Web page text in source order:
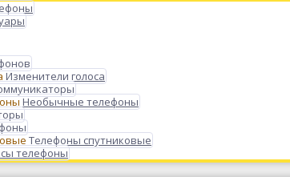
Изменители голоса
Необычные телефоны
Телефоны спутниковые
телефоны